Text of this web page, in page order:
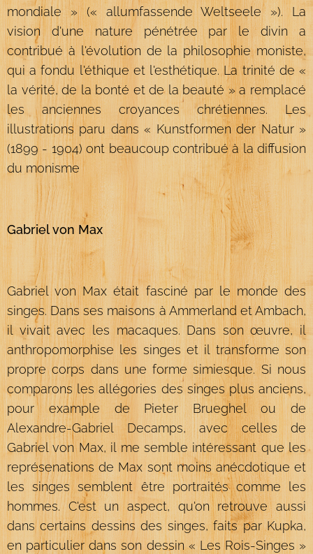
mondiale » (« allumfassende Weltseele »). La
vision d'une nature pénétrée par le divin a
contribué à l'évolution de la philosophie moniste,
qui a fondu l'éthique et l'esthétique. La trinité de «
la vérité, de la bonté et de la beauté » a remplacé
les anciennes croyances chrétiennes. Les
illustrations paru dans « Kunstformen der Natur »
(1899 - 1904) ont beaucoup contribué à la diffusion
du monisme
Gabriel von Max
Gabriel von Max était fasciné par le monde des
singes. Dans ses maisons à Ammerland et Ambach,
il vivait avec les macaques. Dans son œuvre, il
anthropomorphise les singes et il transforme son
propre corps dans une forme simiesque. Si nous
comparons les allégories des singes plus anciens,
pour example de Pieter Brueghel ou de
Alexandre-Gabriel Decamps, avec celles de
Gabriel von Max, il me semble intéressant que les
représenations de Max sont moins anécdotique et
les singes semblent être portraités comme les
hommes. C'est un aspect, qu'on retrouve aussi
dans certains dessins des singes, faits par Kupka,
en particulier dans son dessin « Les Rois-Singes »